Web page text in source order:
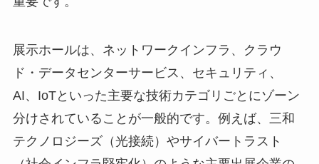
際会議場、3日間でどこから回るか
Interop Tokyo 2026は、幕張メッセの国際展示場ホ
ール3〜8と国際会議場を広範囲に利用する大規模
なイベントです。限られた時間で効率的に回るた
めには、事前に会場の構造と自身の目的を照らし
合わせ、優先順位を付けて動線を計画することが